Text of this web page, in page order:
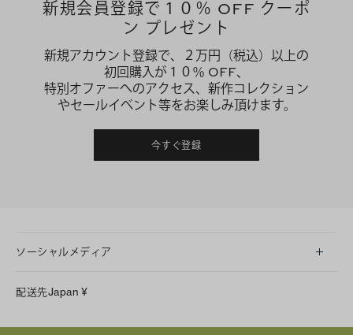
新規会員登録で１０％ OFF クーポ
ン プレゼント
新規アカウント登録で、２万円（税込）以上の
初回購入が１０％ OFF、
特別オファーへのアクセス、新作コレクション
やセールイベント等をお楽しみ頂けます。
今すぐ登録
ソーシャルメディア
Facebook
配送先Japan ¥